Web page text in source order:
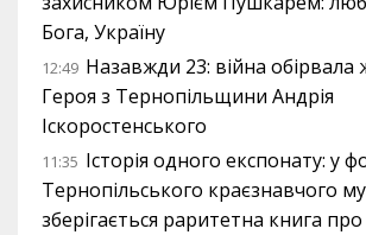
Бога, Україну
12:49 Назавжди 23: війна
Героя з Тернопільщини Андрія
Іскоростенського
11:35 Історія одного експонату: у
Тернопільського краєзнавчого
зберігається раритетна книга